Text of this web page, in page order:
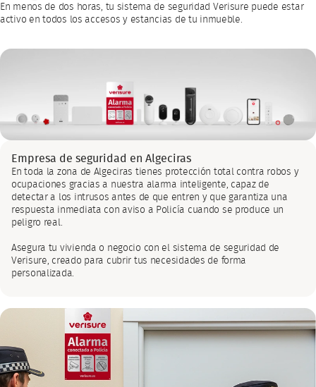
En menos de dos horas, tu sistema de seguridad Verisure puede estar
activo en todos los accesos y estancias de tu inmueble.
Empresa de seguridad en Algeciras
En toda la zona de Algeciras tienes protección total contra robos y
ocupaciones gracias a nuestra alarma inteligente, capaz de
detectar a los intrusos antes de que entren y que garantiza una
respuesta inmediata con aviso a Policía cuando se produce un
peligro real.
Asegura tu vivienda o negocio con el sistema de seguridad de
Verisure, creado para cubrir tus necesidades de forma
personalizada.